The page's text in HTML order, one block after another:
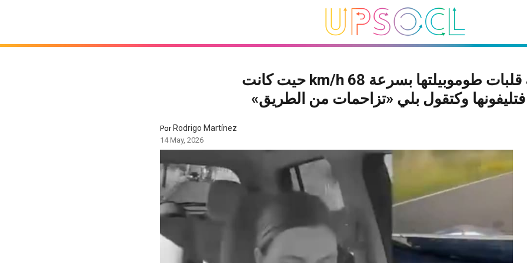
ممرضة قلبات طوموبيلتها بسرعة 68 km/h حيت كانت
وكتقول بلي «تزاحمات من الطريق»
PorRodrigo Martínez
14 May, 2026